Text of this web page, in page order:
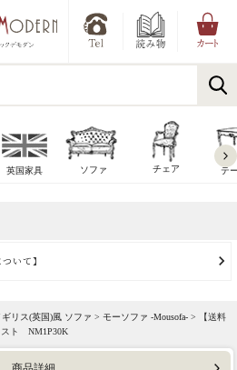
英国家具 ソファ チェア テ
ギリス(英国)風 ソファ > モーソファ -Mousofa- > 【送料
スト NM1P30K